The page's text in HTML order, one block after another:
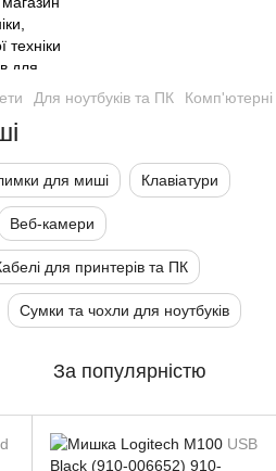
Для ноутбуків та ПК
для миші Клавіатури
Веб-камери
для принтерів та ПК
Сумки та чохли для ноутбуків
За популярністю